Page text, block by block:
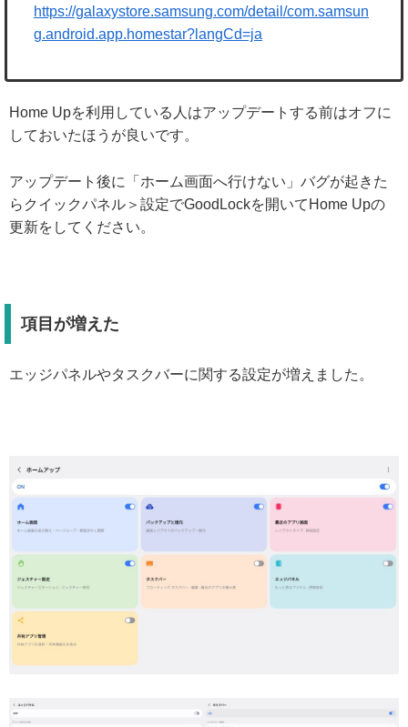
https://galaxystore.samsung.com/detail/com.samsun
g.android.app.homestar?langCd=ja
Home Upを利用している人はアップデートする前はオフに
しておいたほうが良いです。
アップデート後に「ホーム画面へ行けない」バグが起きた
らクイックパネル＞設定でGoodLockを開いてHome Upの
更新をしてください。
項目が増えた
エッジパネルやタスクバーに関する設定が増えました。